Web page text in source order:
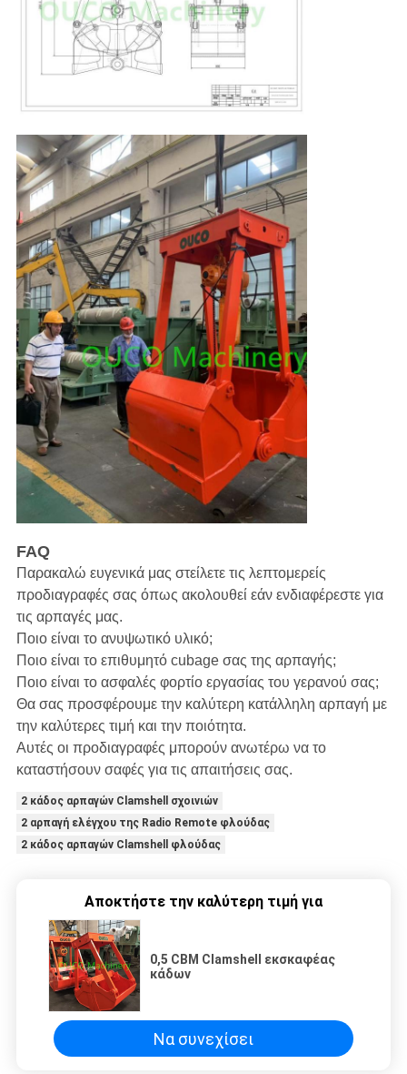
FAQ
Παρακαλώ ευγενικά μας στείλετε τις λεπτομερείς
προδιαγραφές σας όπως ακολουθεί εάν ενδιαφέρεστε για
τις αρπαγές μας.
Ποιο είναι το ανυψωτικό υλικό;
Ποιο είναι το επιθυμητό cubage σας της αρπαγής;
Ποιο είναι το ασφαλές φορτίο εργασίας του γερανού σας;
Θα σας προσφέρουμε την καλύτερη κατάλληλη αρπαγή με
την καλύτερες τιμή και την ποιότητα.
Αυτές οι προδιαγραφές μπορούν ανωτέρω να το
καταστήσουν σαφές για τις απαιτήσεις σας.
2 κάδος αρπαγών Clamshell σχοινιών
2 αρπαγή ελέγχου της Radio Remote φλούδας
2 κάδος αρπαγών Clamshell φλούδας
Αποκτήστε την καλύτερη τιμή για
0,5 CBM Clamshell εκσκαφέας
κάδων
Να συνεχίσει